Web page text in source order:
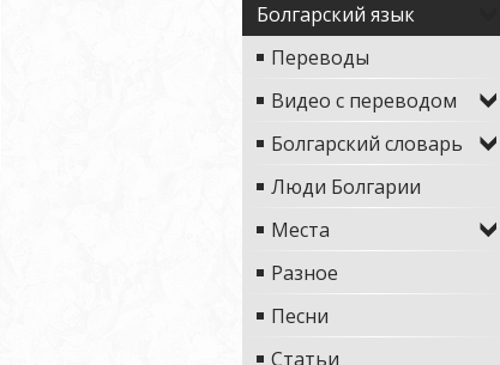
Болгарский язык
Переводы
Видео с переводом
Болгарский словарь
Люди Болгарии
Места
Разное
Песни
Статьи